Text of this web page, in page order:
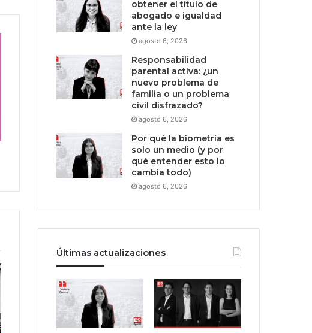
obtener el título de
abogado e igualdad
ante la ley
agosto 6, 2026
Responsabilidad
parental activa: ¿un
nuevo problema de
familia o un problema
civil disfrazado?
agosto 6, 2026
Por qué la biometría es
solo un medio (y por
qué entender esto lo
cambia todo)
agosto 6, 2026
Últimas actualizaciones